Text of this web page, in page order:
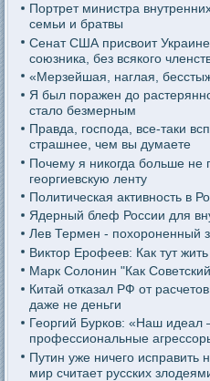
Портрет министра
семьи и братвы
Сенат США присвоит Украине
союзника, без всякого
«Мерзейшая, наглая,
Я был поражен до
стало безмерным
Правда, господа, все-таки
страшнее, чем вы думаете
Почему я никогда больше
георгиевскую ленту
Политическая активность в
Ядерный блеф России для
Лев Термен - похороненный
Виктор Ерофеев: Как тут
Марк Солонин "Как
Китай отказал РФ от
даже не деньги
Георгий Бурков: «Наш идеал
профессиональные
Путин уже ничего исправить
мир считает русских